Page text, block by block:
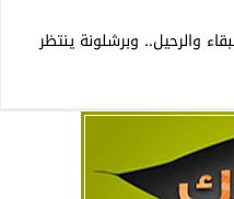
والرحيل.. وبرشلونة ينتظر